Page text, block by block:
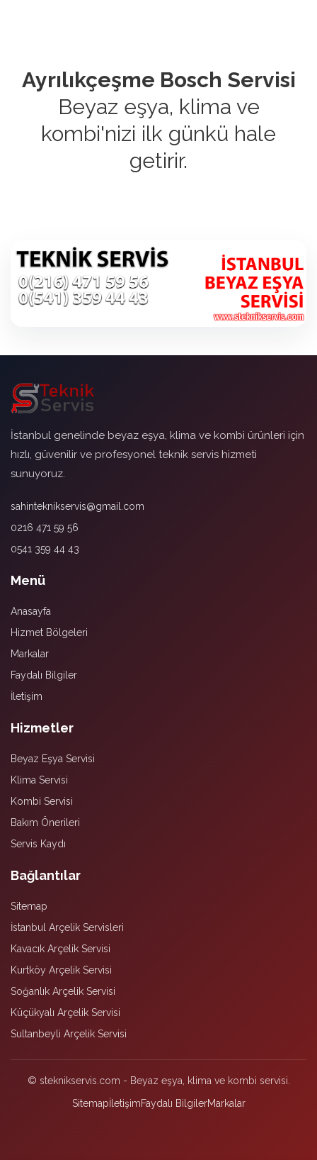
Ayrılıkçeşme Bosch Servisi
Beyaz eşya, klima ve
kombi'nizi ilk günkü hale
getirir.
İstanbul genelinde beyaz eşya, klima ve kombi ürünleri için
hızlı, güvenilir ve profesyonel teknik servis hizmeti
sunuyoruz.
sahinteknikservis@gmail.com
0216 471 59 56
0541 359 44 43
Menü
Anasayfa
Hizmet Bölgeleri
Markalar
Faydalı Bilgiler
İletişim
Hizmetler
Beyaz Eşya Servisi
Klima Servisi
Kombi Servisi
Bakım Önerileri
Servis Kaydı
Bağlantılar
Sitemap
İstanbul Arçelik Servisleri
Kavacık Arçelik Servisi
Kurtköy Arçelik Servisi
Soğanlık Arçelik Servisi
Küçükyalı Arçelik Servisi
Sultanbeyli Arçelik Servisi
© steknikservis.com - Beyaz eşya, klima ve kombi servisi.
SitemapİletişimFaydalı BilgilerMarkalar